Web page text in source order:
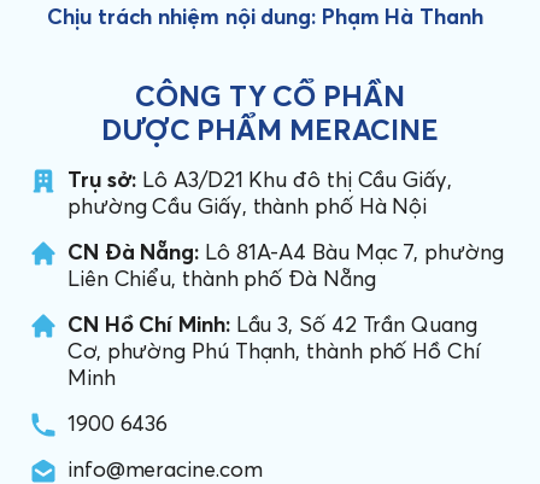
Chịu trách nhiệm nội dung: Phạm Hà Thanh
CÔNG TY CỔ PHẦN
DƯỢC PHẨM MERACINE
Trụ sở: Lô A3/D21 Khu đô thị Cầu Giấy,
phường Cầu Giấy, thành phố Hà Nội
CN Đà Nẵng: Lô 81A-A4 Bàu Mạc 7, phường
Liên Chiểu, thành phố Đà Nẵng
CN Hồ Chí Minh:Lầu 3, Số 42 Trần Quang
Cơ, phường Phú Thạnh, thành phố Hồ Chí
Minh
1900 6436
info@meracine.com